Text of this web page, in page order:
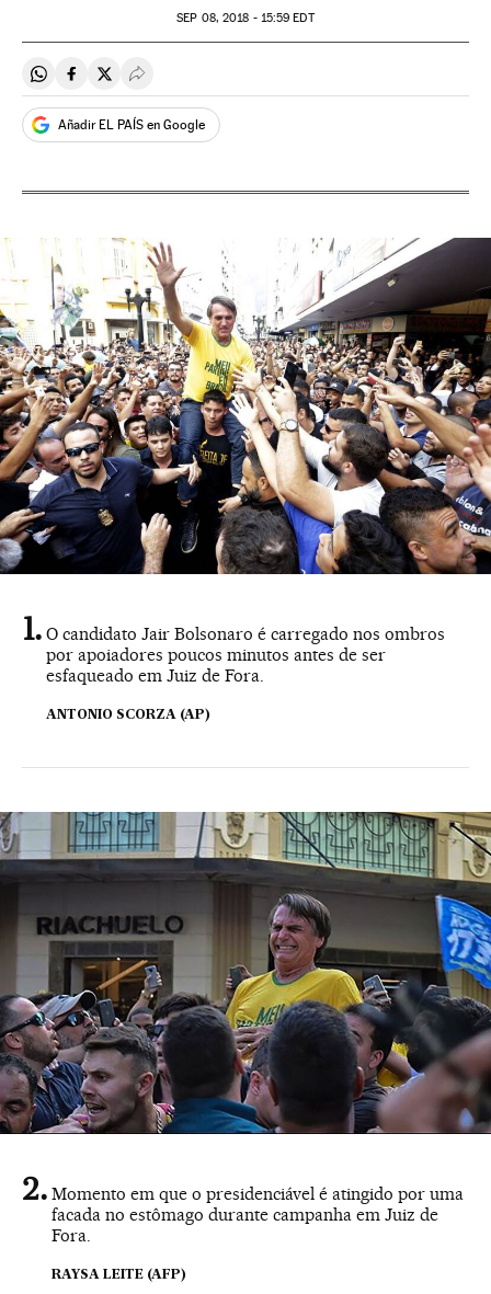
SEP 08, 2018 - 15:59 EDT
Compartir en Whatsapp
Compartir en Facebook
Compartir en Twitter
Desplegar Redes Sociales
Añadir EL PAÍS en Google
O candidato Jair Bolsonaro é carregado nos ombros
por apoiadores poucos minutos antes de ser
esfaqueado em Juiz de Fora.
ANTONIO SCORZA (AP)
Momento em que o presidenciável é atingido por uma
facada no estômago durante campanha em Juiz de
Fora.
RAYSA LEITE (AFP)